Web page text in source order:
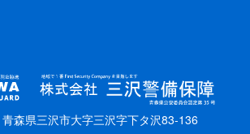
森県三沢市大字三沢字下タ沢83-136